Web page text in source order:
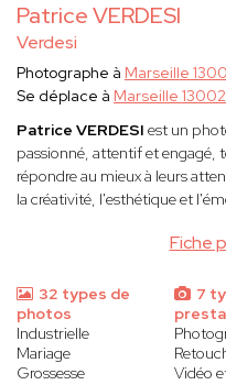
Patrice VERDESI
Verdesi
Fiche
Photographe à Marseille
Se déplace à Marseille 13002
Patrice VERDESI est un
passionné, attentif et engagé,
répondre au mieux à leurs
la créativité, l'esthétique et
32 types de
photos
Industrielle
Mariage
Grossesse
7
Vidéo